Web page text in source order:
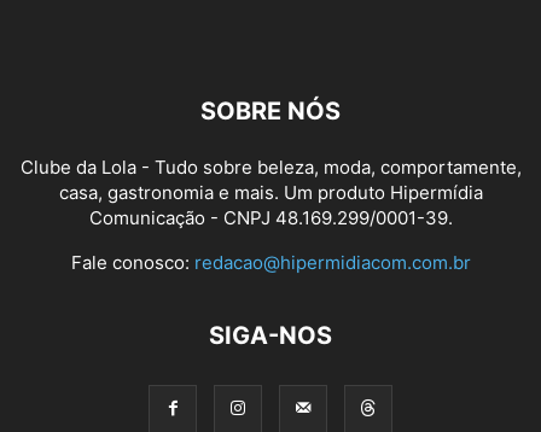
SOBRE NÓS
Clube da Lola - Tudo sobre beleza, moda, comportamente,
casa, gastronomia e mais. Um produto Hipermídia
Comunicação - CNPJ 48.169.299/0001-39.
Fale conosco: redacao@hipermidiacom.com.br
SIGA-NOS